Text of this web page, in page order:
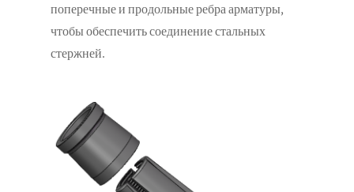
поперечные и продольные ребра арматуры,
чтобы обеспечить соединение стальных
стержней.